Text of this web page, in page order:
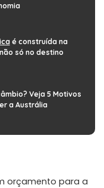
é construída na
só no destino
Veja 5 Motivos
a Austrália
orçamento para a